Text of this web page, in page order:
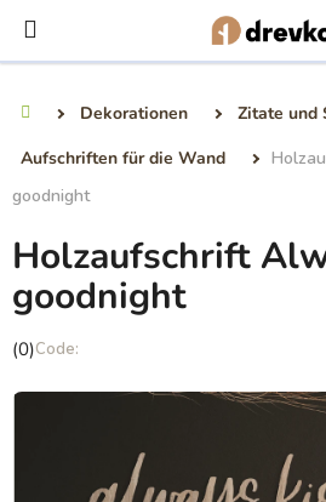
Inhalt
springen
Dekorationen
Zitate und
Aufschriften für die Wand
goodnight
Holzaufschrift
goodnight
Die
Produktbewertung
(0)